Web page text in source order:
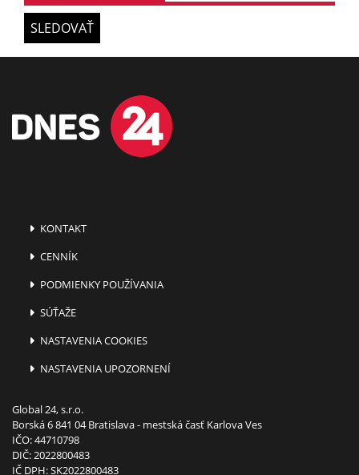
SLEDOVAŤ
KONTAKT
CENNÍK
PODMIENKY POUŽÍVANIA
SÚŤAŽE
NASTAVENIA COOKIES
NASTAVENIA UPOZORNENÍ
Global 24, s.r.o.
Borská 6 841 04 Bratislava - mestská časť Karlova Ves
IČO: 44710798
DIČ: 2022800483
IČ DPH: SK2022800483